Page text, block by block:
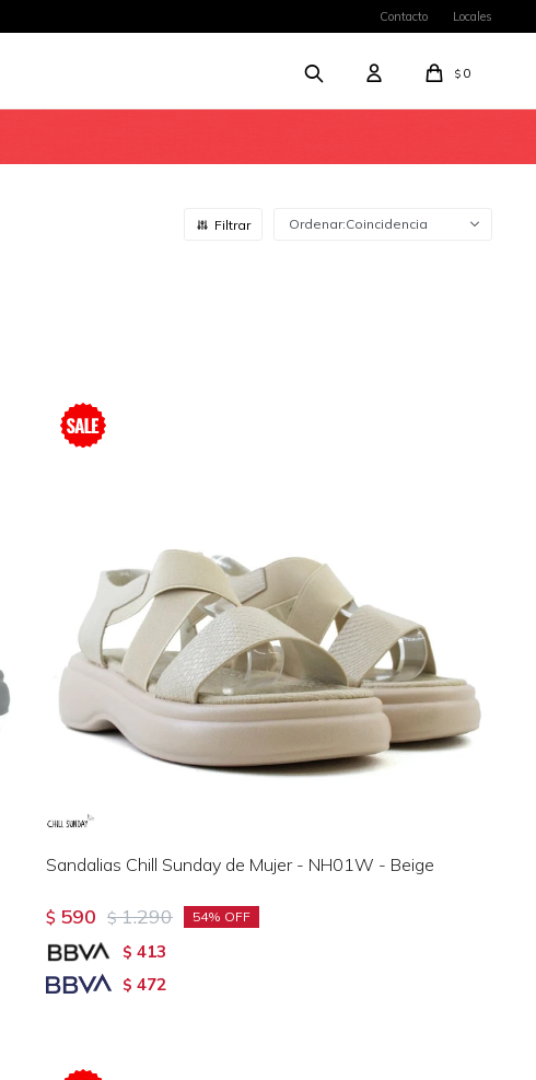
$ 0
Contacto Locales
Coincidencia
Sandalias Chill Sunday de Mujer - NH01W - Beige
$ 590 $ 1.290 54
$ 413
$ 472